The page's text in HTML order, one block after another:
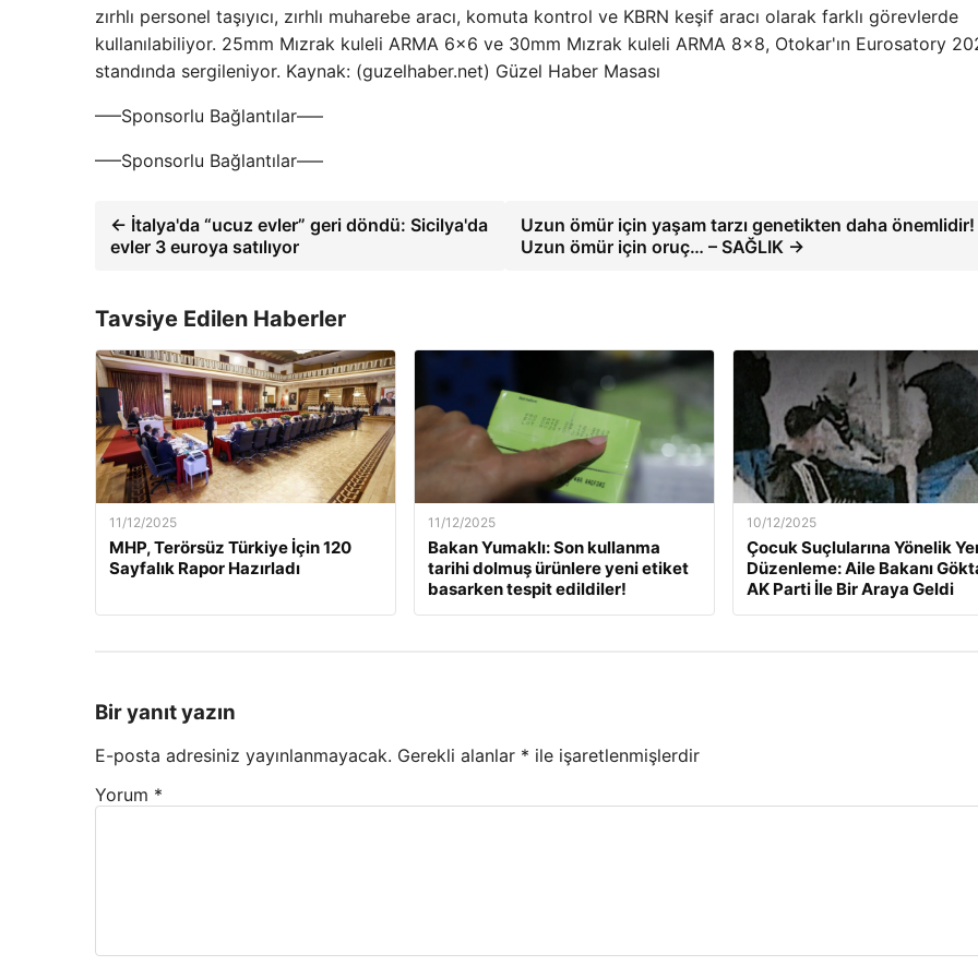
zırhlı personel taşıyıcı, zırhlı muharebe aracı, komuta kontrol ve KBRN keşif aracı olarak farklı görevlerde
kullanılabiliyor. 25mm Mızrak kuleli ARMA 6×6 ve 30mm Mızrak kuleli ARMA 8×8, Otokar'ın Eurosatory
standında sergileniyor. Kaynak: (guzelhaber.net) Güzel Haber Masası
—–Sponsorlu Bağlantılar—–
—–Sponsorlu Bağlantılar—–
← İtalya'da “ucuz evler” geri döndü: Sicilya'da
evler 3 euroya satılıyor
Uzun ömür için yaşam tarzı genetikten daha önemlidir!
Uzun ömür için oruç… – SAĞLIK →
Tavsiye Edilen Haberler
11/12/2025
MHP, Terörsüz Türkiye İçin 120
Sayfalık Rapor Hazırladı
11/12/2025
Bakan Yumaklı: Son kullanma
tarihi dolmuş ürünlere yeni etiket
basarken tespit edildiler!
10/12/2025
Çocuk Suçlularına Yönelik
Düzenleme: Aile Bakanı
AK Parti İle Bir Araya Geldi
Bir yanıt yazın
E-posta adresiniz yayınlanmayacak. Gerekli alanlar * ile işaretlenmişlerdir
Yorum *